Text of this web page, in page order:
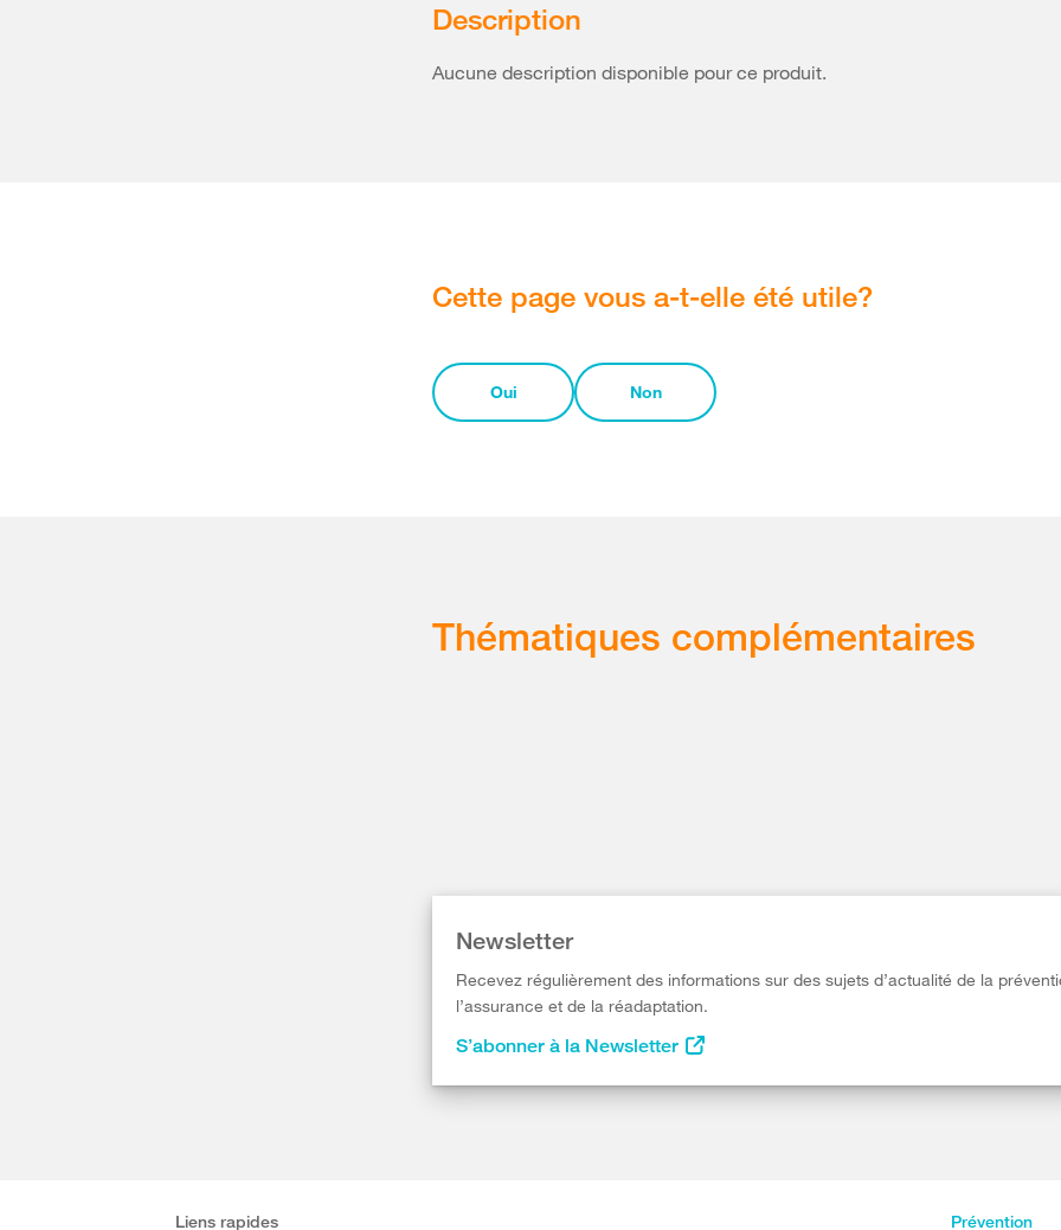
Description
Aucune description disponible pour ce produit.
Cette page vous a-t-elle été utile?
Oui Non
Thématiques complémentaires
Newsletter
Recevez régulièrement des informations sur des sujets d’actualité de la
l’assurance et de la réadaptation.
S’abonner à la Newsletter
Liens rapides Prévention